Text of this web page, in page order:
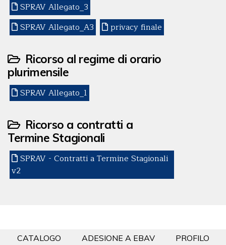
SPRAV Allegato_3
SPRAV Allegato_A3
privacy finale
Ricorso al regime di orario
plurimensile
SPRAV Allegato_1
Ricorso a contratti a
Termine Stagionali
SPRAV - Contratti a Termine Stagionali
v2
CATALOGO ADESIONE A EBAV PROFILO